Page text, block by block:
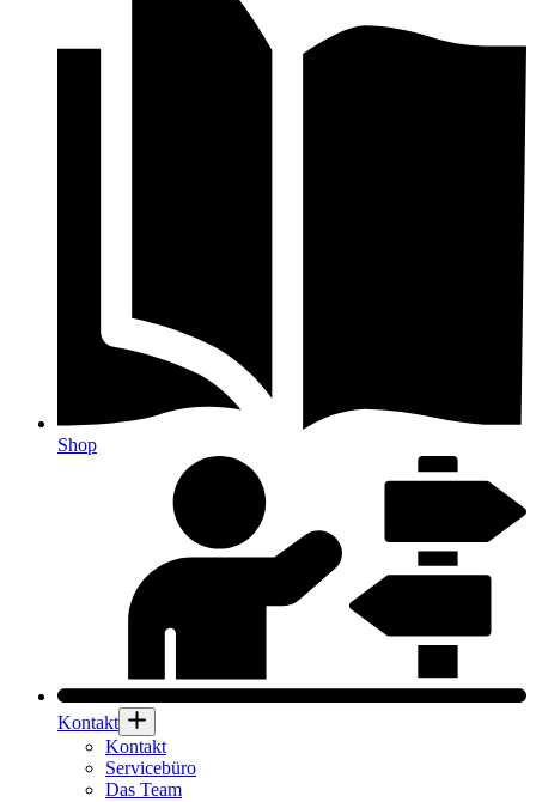
Shop
Kontakt
Kontakt
Servicebüro
Das Team